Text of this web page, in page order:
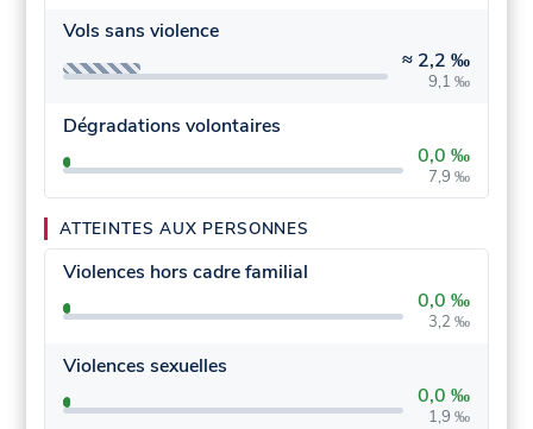
Vols sans violence
≈ 2,2 ‰
9,1 ‰
Dégradations volontaires
0,0 ‰
7,9 ‰
ATTEINTES AUX PERSONNES
Violences hors cadre familial
0,0 ‰
3,2 ‰
Violences sexuelles
0,0 ‰
1,9 ‰